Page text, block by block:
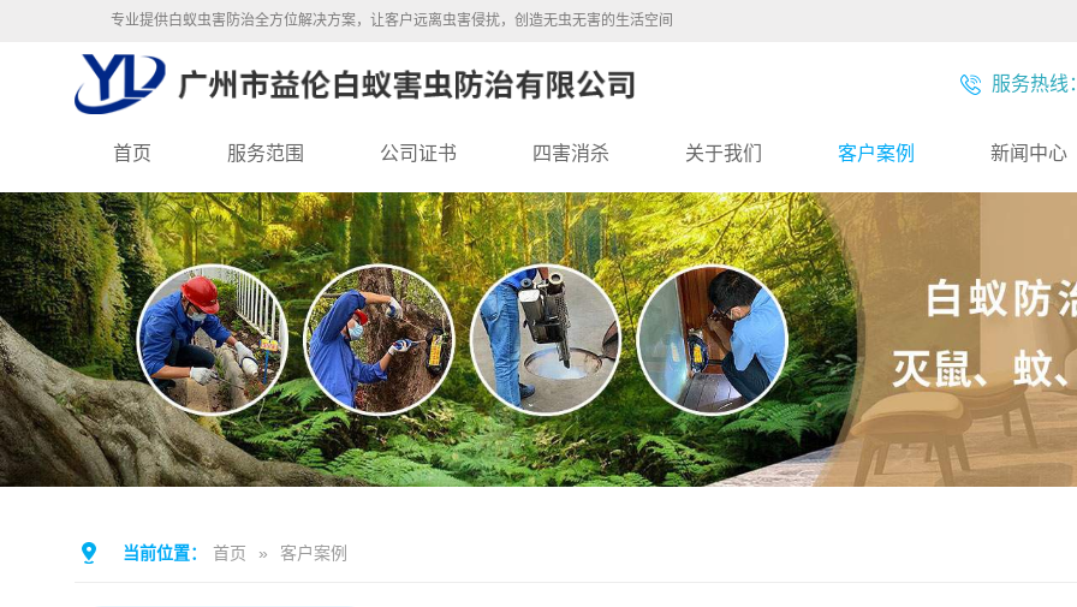
专业提供白蚁虫害防治全方位解决方案，让客户远离虫害侵扰，创造无虫无害的生活空间
服务热线
首页 服务范围 公司证书 四害消杀 关于我们 客户案例 新闻中心
当前位置： 首页 » 客户案例